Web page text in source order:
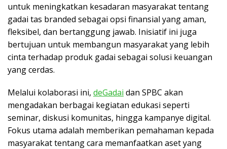
untuk meningkatkan kesadaran masyarakat tentang
gadai tas branded sebagai opsi finansial yang aman,
fleksibel, dan bertanggung jawab. Inisiatif ini juga
bertujuan untuk membangun masyarakat yang lebih
cinta terhadap produk gadai sebagai solusi keuangan
yang cerdas.
Melalui kolaborasi ini, deGadai dan SPBC akan
mengadakan berbagai kegiatan edukasi seperti
seminar, diskusi komunitas, hingga kampanye digital.
Fokus utama adalah memberikan pemahaman kepada
masyarakat tentang cara memanfaatkan aset yang